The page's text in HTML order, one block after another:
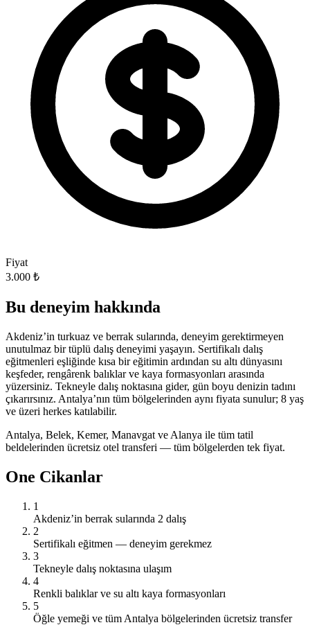
Fiyat
3.000 ₺
Bu deneyim hakkında
Akdeniz’in turkuaz ve berrak sularında, deneyim gerektirmeyen
unutulmaz bir tüplü dalış deneyimi yaşayın. Sertifikalı dalış
eğitmenleri eşliğinde kısa bir eğitimin ardından su altı dünyasını
keşfeder, rengârenk balıklar ve kaya formasyonları arasında
yüzersiniz. Tekneyle dalış noktasına gider, gün boyu denizin tadını
çıkarırsınız. Antalya’nın tüm bölgelerinden aynı fiyata sunulur; 8 yaş
ve üzeri herkes katılabilir.
Antalya, Belek, Kemer, Manavgat ve Alanya ile tüm tatil
beldelerinden ücretsiz otel transferi — tüm bölgelerden tek fiyat.
One Cikanlar
1
Akdeniz’in berrak sularında 2 dalış
2
Sertifikalı eğitmen — deneyim gerekmez
3
Tekneyle dalış noktasına ulaşım
4
Renkli balıklar ve su altı kaya formasyonları
5
Öğle yemeği ve tüm Antalya bölgelerinden ücretsiz transfer